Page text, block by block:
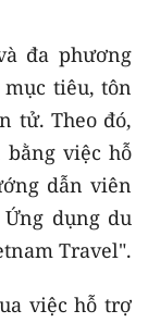
đa phương
tiêu, tôn
tử. Theo đó,
việc hỗ
dẫn viên
dụng du
Travel".
việc hỗ trợ